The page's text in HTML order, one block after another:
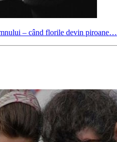
– când florile devin piroane…